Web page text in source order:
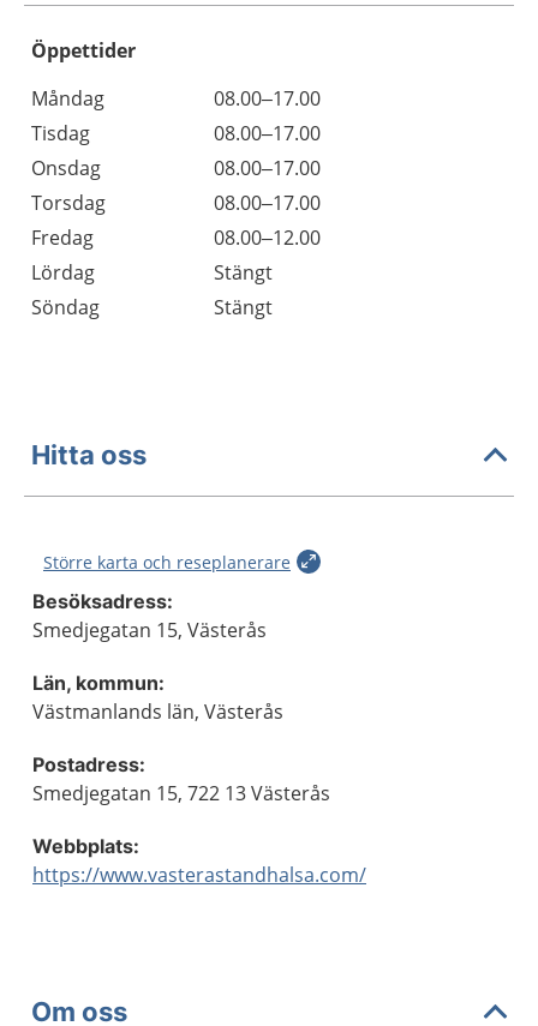
Öppettider
Dag
Öppettider
Kommentarer
Måndag
08.00–17.00
Tisdag
08.00–17.00
Onsdag
08.00–17.00
Torsdag
08.00–17.00
Fredag
08.00–12.00
Lördag
Stängt
Söndag
Stängt
Hitta oss
Större karta och reseplanerare
Besöksadress:
Smedjegatan 15, Västerås
Län, kommun:
Västmanlands län, Västerås
Postadress:
Smedjegatan 15, 722 13 Västerås
Webbplats:
https://www.vasterastandhalsa.com/
Om oss